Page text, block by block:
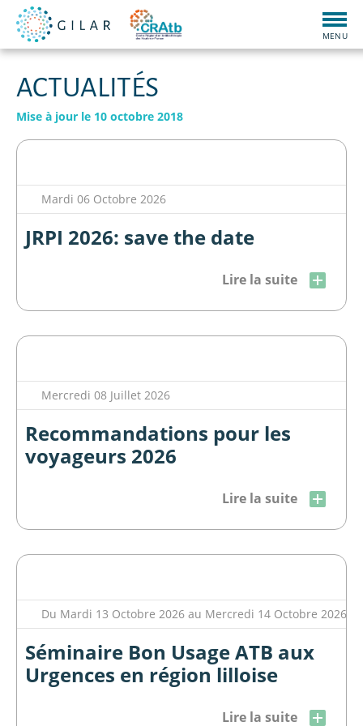
MENU
ACTUALITÉS
Mise à jour le 10 octobre 2018
Mardi 06 Octobre 2026
JRPI 2026: save the date
Lire la suite
Mercredi 08 Juillet 2026
Recommandations pour les
voyageurs 2026
Lire la suite
Du Mardi 13 Octobre 2026 au Mercredi 14 Octobre 2026
Séminaire Bon Usage ATB aux
Urgences en région lilloise
Lire la suite